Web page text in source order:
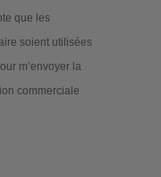
que les
soient utilisées
m’envoyer la
commerciale